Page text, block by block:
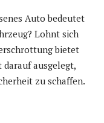
Auto bedeutet
Lohnt sich
bietet
darauf ausgelegt,
zu schaffen.